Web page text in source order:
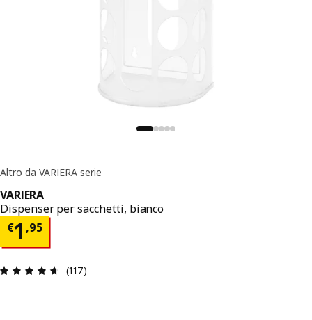
Altro da VARIERA serie
VARIERA
Dispenser per sacchetti, bianco
€1 ,95
Prezzo € 1,95
Recensione: 4.6 di 5 stelle. Recensioni totali: 117
(117)